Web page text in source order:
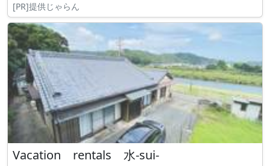
[PR]提供じゃらん
Vacation rentals 水-sui-